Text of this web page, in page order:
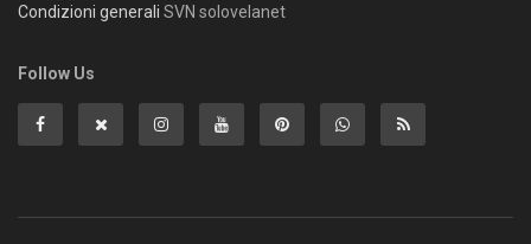
Condizioni generali SVN solovelanet
Follow Us